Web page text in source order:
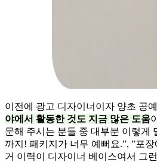
이전에 광고 디자이너이자 양초 공
야에서 활동한 것도 지금 많은 도움
문해 주시는 분들 중 대부분 이렇게
까지! 패키지가 너무 예뻐요.”, ”포
거 이력이 디자이너 베이스여서 그